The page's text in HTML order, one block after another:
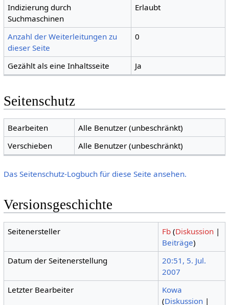
Indizierung durch
Suchmaschinen
Erlaubt
Anzahl der Weiterleitungen zu
dieser Seite
0
Gezählt als eine Inhaltsseite Ja
Seitenschutz
Bearbeiten
Alle Benutzer (unbeschränkt)
Verschieben
Alle Benutzer (unbeschränkt)
Das Seitenschutz-Logbuch für diese Seite ansehen.
Versionsgeschichte
Seitenersteller Fb (Diskussion |
Beiträge)
Datum der Seitenerstellung
20:51, 5. Jul.
2007
Letzter Bearbeiter
Kowa
(Diskussion |